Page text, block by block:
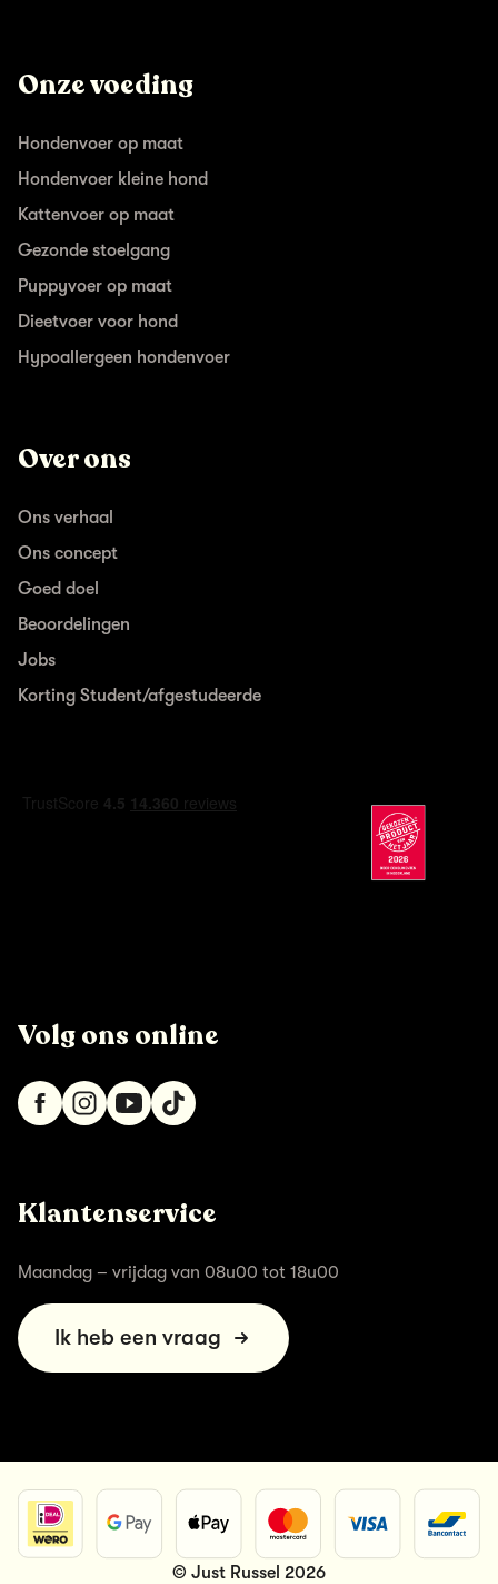
Onze voeding
Hondenvoer op maat
Hondenvoer kleine hond
Kattenvoer op maat
Gezonde stoelgang
Puppyvoer op maat
Dieetvoer voor hond
Hypoallergeen hondenvoer
Over ons
Ons verhaal
Ons concept
Goed doel
Beoordelingen
Jobs
Korting Student/afgestudeerde
Volg ons online
Klantenservice
Maandag – vrijdag van 08u00 tot 18u00
Ik heb een vraag
© Just Russel 2026